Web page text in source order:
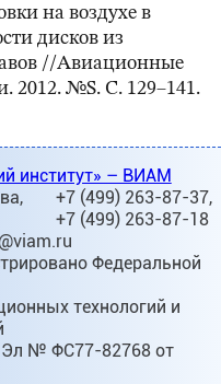
на воздухе в
дисков из
//Авиационные
2012. №S. С. 129–141.
институт» – ВИАМ
+7 (499) 263-87-37,
+7 (499) 263-87-18
Федеральной
технологий и
Эл № ФС77-82768 от